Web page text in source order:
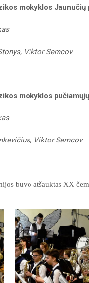
mokyklos
Viktor Semcov
mokyklos
Viktor Semcov
buvo atšauktas XX